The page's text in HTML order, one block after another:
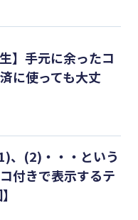
】手元に余ったコ
に使っても大丈
、(2)・・・という
付きで表示するテ